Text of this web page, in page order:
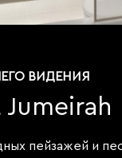
ВИДЕНИЯ
Jumeirah
пейзажей и